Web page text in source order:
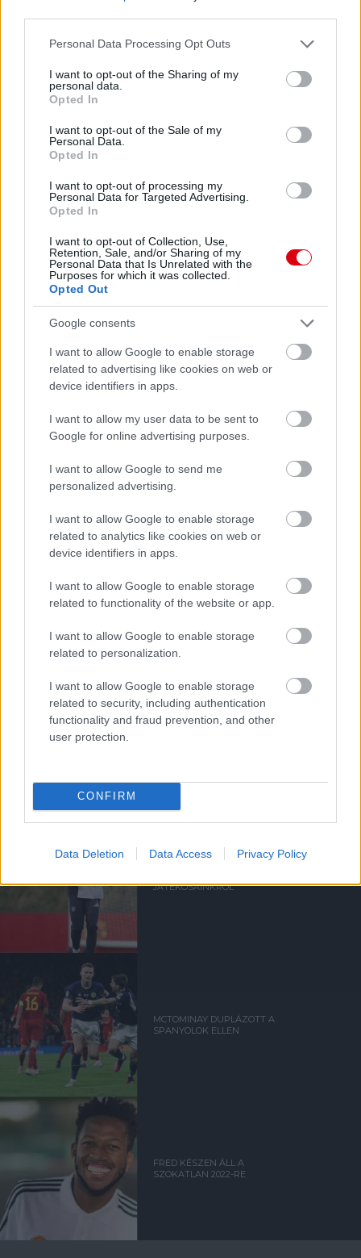
Please note that this website/app uses one or more Google
not limited to your visit or usage behaviour. You may click to
grant or deny consent to Google and its third-party tags to
use your data for below specified purposes in below Google
consent section.
Personal Data Processing Opt Outs
I want to opt-out of the Sharing of my
personal data.
Opted In
I want to opt-out of the Sale of my
Personal Data.
Opted In
I want to opt-out of processing my
Personal Data for Targeted Advertising.
Opted In
I want to opt-out of Collection, Use,
Retention, Sale, and/or Sharing of my
Personal Data that Is Unrelated with the
Purposes for which it was collected.
Opted Out
Google consents
I want to allow Google to enable storage
related to advertising like cookies on web or
device identifiers in apps.
I want to allow my user data to be sent to
Google for online advertising purposes.
I want to allow Google to send me
personalized advertising.
I want to allow Google to enable storage
related to analytics like cookies on web or
device identifiers in apps.
I want to allow Google to enable storage
related to functionality of the website or app.
I want to allow Google to enable storage
related to personalization.
I want to allow Google to enable storage
related to security, including authentication
functionality and fraud prevention, and other
user protection.
CONFIRM
Data Deletion Data Access Privacy Policy
Meccs Center
Leeds UnitedvsManchester
United
Felkészülési szezon 5. mérkőzés
Croke Park, Dublin
3 nap 3 óra 53 perc 33 másodperc
AC MilanvsManchester United2026-08-15 18:00
ELŐZŐ MÉRKŐZÉSEK
a ManUtdFanatics.hu működését!
Kapcsolódó hírek
VÁLOGATOTTAK
JÁTÉKOSAINKRÓL
MCTOMINAY DUPLÁZOTT A
SPANYOLOK ELLEN
FRED KÉSZEN ÁLL A
SZOKATLAN 2022-RE